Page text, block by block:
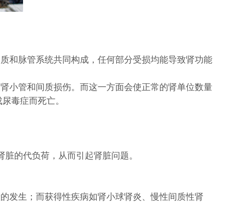
和脉管系统共同构成，任何部分受损均能导致肾功能
小管和间质损伤。而这一方面会使正常的肾单位数量
毒症而死亡。
的代负荷，从而引起肾脏问题。
发生；而获得性疾病如肾小球肾炎、慢性间质性肾